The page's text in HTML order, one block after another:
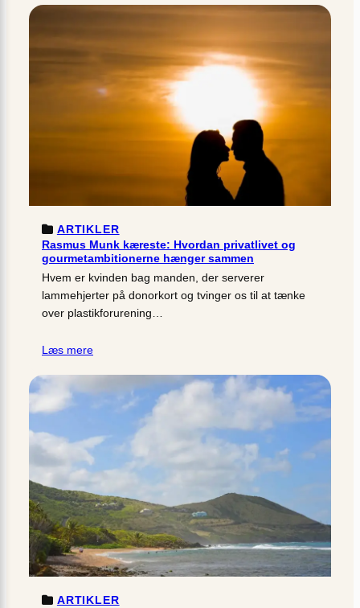
ARTIKLER
Rasmus Munk kæreste: Hvordan privatlivet og
gourmetambitionerne hænger sammen
Hvem er kvinden bag manden, der serverer
lammehjerter på donorkort og tvinger os til at tænke
over plastikforurening…
Læs mere
ARTIKLER